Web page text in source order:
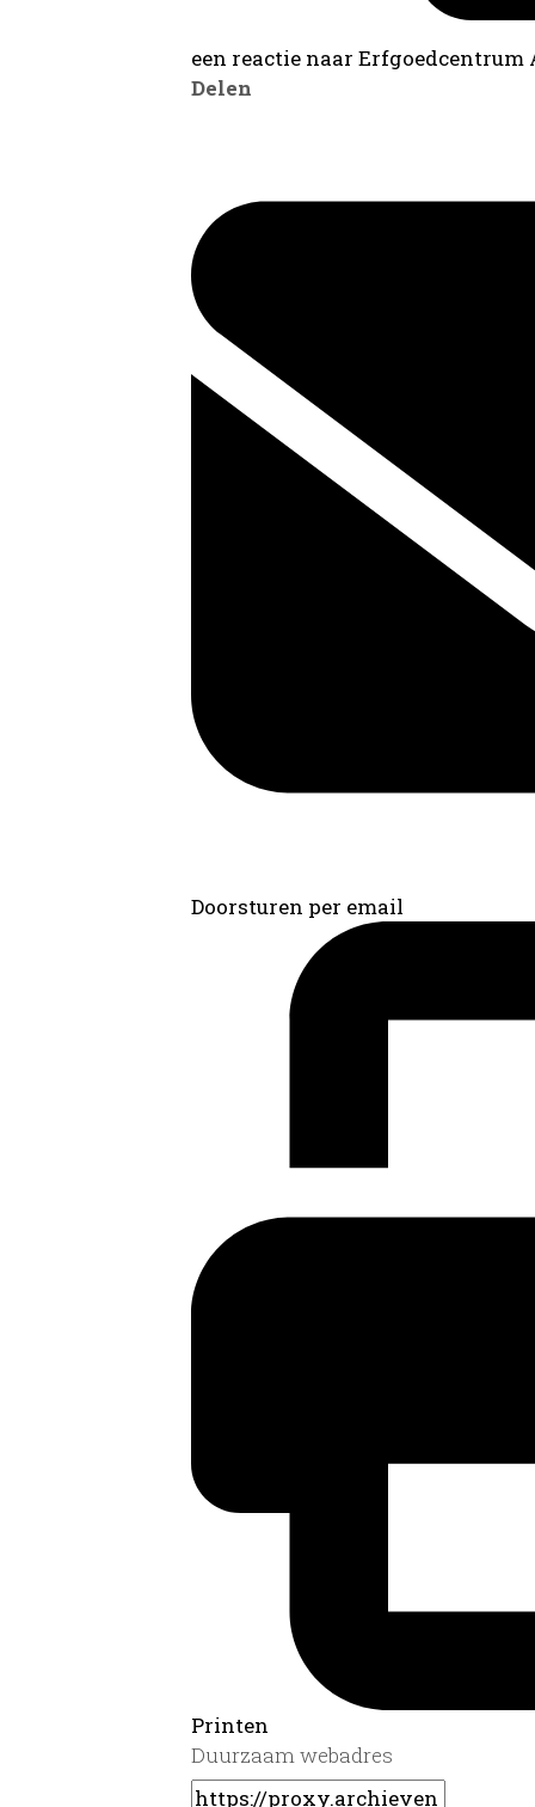
een reactie naar
Delen
Doorsturen per email
Printen
Duurzaam webadres